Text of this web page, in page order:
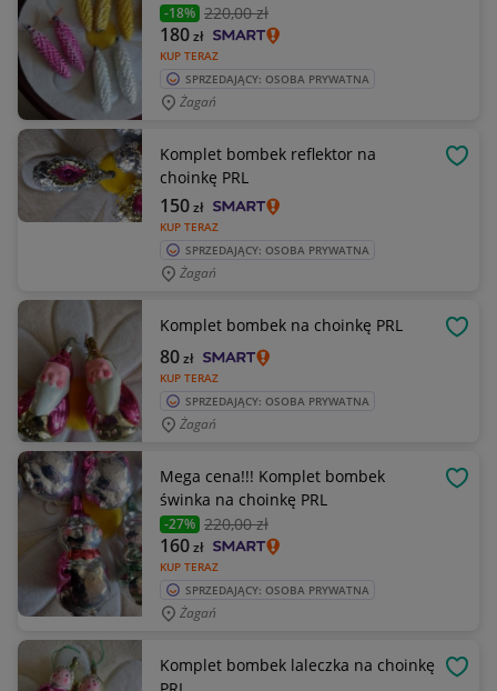
-18% 220,00 zł
KUP TERAZ
180zł
SPRZEDAJĄCY: OSOBA PRYWATNA
Żagań
Komplet bombek reflektor na
choinkę PRL
KUP TERAZ
150zł
SPRZEDAJĄCY: OSOBA PRYWATNA
Żagań
Komplet bombek na choinkę PRL
KUP TERAZ
80zł
SPRZEDAJĄCY: OSOBA PRYWATNA
Żagań
Mega cena!!! Komplet bombek
świnka na choinkę PRL
-27% 220,00 zł
KUP TERAZ
160zł
SPRZEDAJĄCY: OSOBA PRYWATNA
Żagań
Komplet bombek laleczka na choinkę